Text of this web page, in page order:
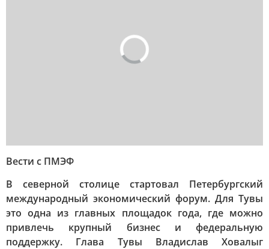
Вести с ПМЭФ
В северной столице стартовал Петербургский
международный экономический форум. Для Тувы
это одна из главных площадок года, где можно
привлечь крупный бизнес и федеральную
поддержку. Глава Тувы Владислав Ховалыг